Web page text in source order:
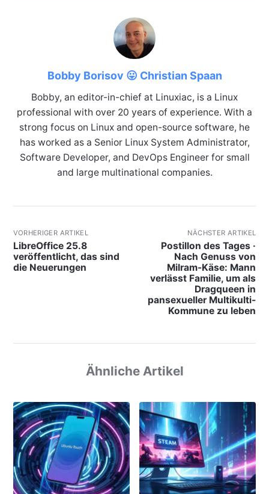
Bobby Borisov 😛 Christian Spaan
Bobby, an editor-in-chief at Linuxiac, is a Linux
professional with over 20 years of experience. With a
strong focus on Linux and open-source software, he
has worked as a Senior Linux System Administrator,
Software Developer, and DevOps Engineer for small
and large multinational companies.
VORHERIGER ARTIKEL
LibreOffice 25.8
veröffentlicht, das sind
die Neuerungen
NÄCHSTER ARTIKEL
Postillon des Tages ·
Nach Genuss von
Milram-Käse: Mann
verlässt Familie, um als
Dragqueen in
pansexueller Multikulti-
Kommune zu leben
Ähnliche Artikel